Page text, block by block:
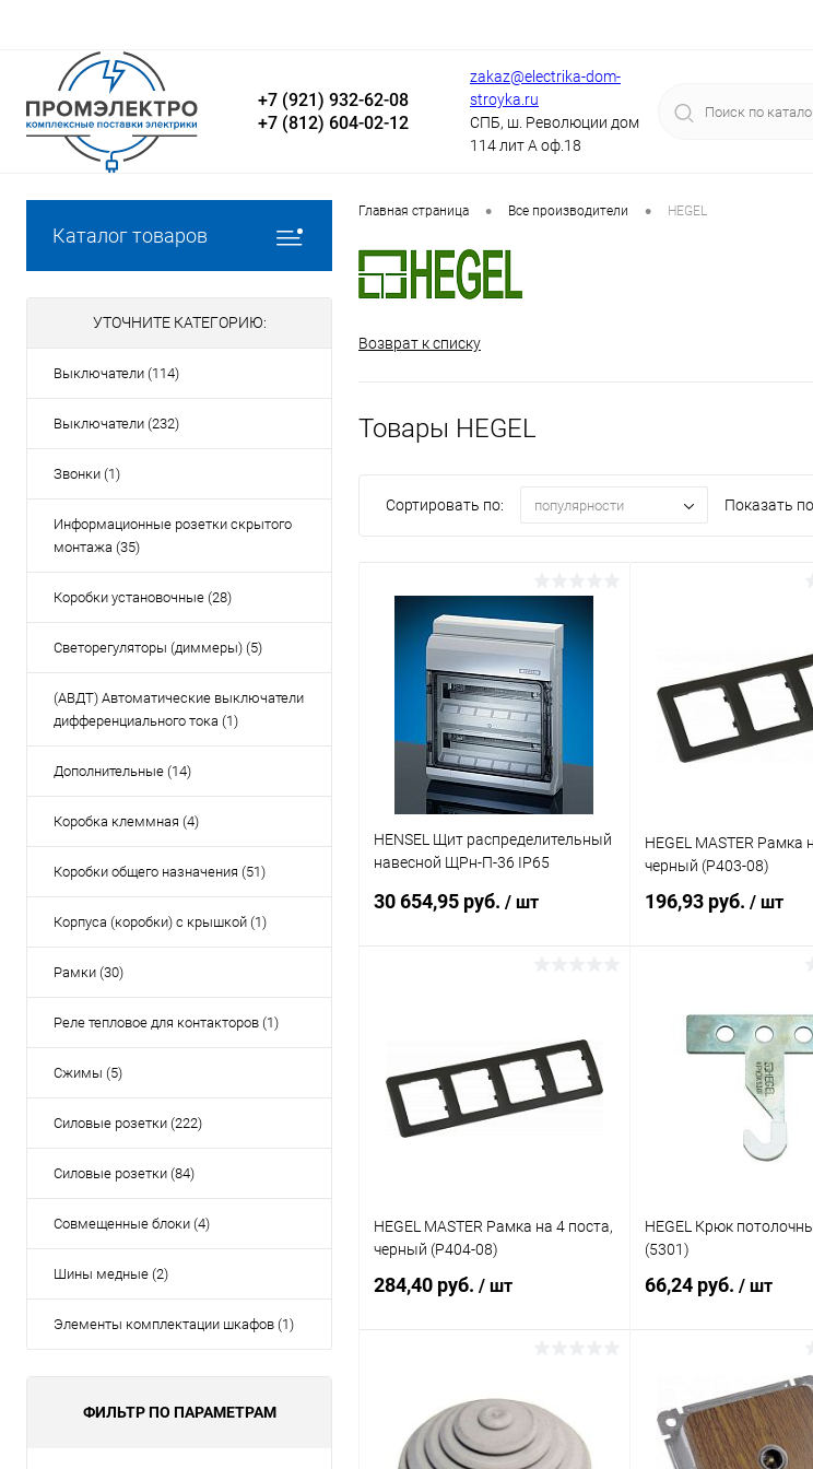
+7 (921) 932-62-08
+7 (812) 604-02-12
zakaz@electrika-dom-
stroyka.ru
СПБ, ш. Революции дом
114 лит А оф.18
Каталог товаров
УТОЧНИТЕ КАТЕГОРИЮ:
Выключатели (114)
Выключатели (232)
Звонки (1)
Информационные розетки скрытого
монтажа (35)
Коробки установочные (28)
Светорегуляторы (диммеры) (5)
(АВДТ) Автоматические выключатели
дифференциального тока (1)
Дополнительные (14)
Коробка клеммная (4)
Коробки общего назначения (51)
Корпуса (коробки) с крышкой (1)
Рамки (30)
Реле тепловое для контакторов (1)
Сжимы (5)
Силовые розетки (222)
Силовые розетки (84)
Совмещенные блоки (4)
Шины медные (2)
Элементы комплектации шкафов (1)
ФИЛЬТР ПО ПАРАМЕТРАМ
Главная страница • Все производители • HEGEL
Возврат к списку
Товары HEGEL
Сортировать по: популярности Показать
HENSEL Щит распределительный
навесной ЩРн-П-36 IP65
эластичные мембраны
30 654,95 руб. / шт
К сравнению
В избранное Недоступно
HEGEL MASTER Рамка
черный (Р403-08)
196,93 руб. / шт
Купить в 1 клик К
В избранное
HEGEL MASTER Рамка на 4 поста,
черный (Р404-08)
284,40 руб. / шт
Купить в 1 клик К сравнению
HEGEL Крюк
(5301)
66,24 руб. / шт
Купить в 1 клик